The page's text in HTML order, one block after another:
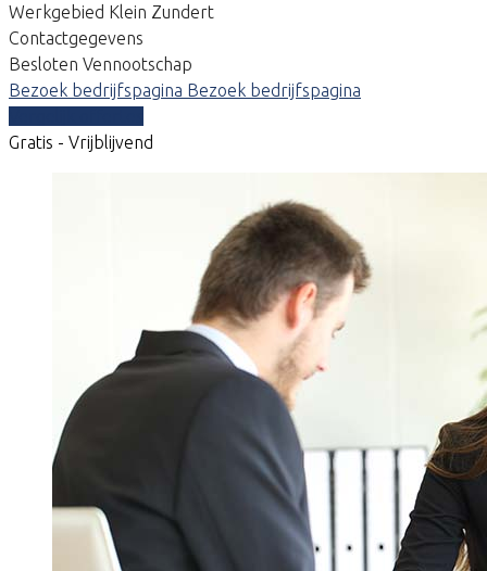
Werkgebied Klein Zundert
Contactgegevens
Besloten Vennootschap
Bezoek bedrijfspagina Bezoek bedrijfspagina
Gratis - Vrijblijvend